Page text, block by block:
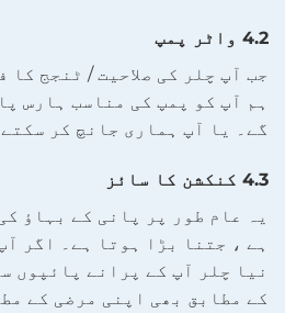
4.2 واٹر پمپ
جب آپ چلر کی صلاحیت / ٹنجج کا
ہم آپ کو پمپ کی مناسب ہارس
گے۔ یا آپ ہماری جانچ کر
4.3 کنکشن کا سائز
یہ عام طور پر پانی کے بہاؤ
ہے ، جتنا بڑا ہوتا ہے۔ اگر
نیا چلر آپ کے پرانے پائپوں
کے مطابق بھی اپنی مرضی کے